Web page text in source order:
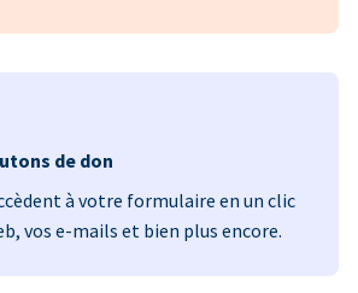
de don
à votre formulaire en un clic
vos e-mails et bien plus encore.